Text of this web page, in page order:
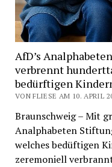
AfD’s
verbrennt
bedürftigen
VON FLIESE AM 10. APRIL
Braunschweig – Mit
Analphabeten
welches bedüftigen
zeremoniell